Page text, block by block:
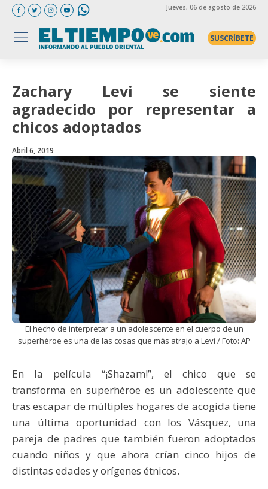
Jueves, 06 de agosto de 2026
SUSCRÍBETE
Zachary Levi se siente
agradecido por representar a
chicos adoptados
Abril 6, 2019
El hecho de interpretar a un adolescente en el cuerpo de un
superhéroe es una de las cosas que más atrajo a Levi / Foto: AP
En la película “¡Shazam!”, el chico que se
transforma en superhéroe es un adolescente que
tras escapar de múltiples hogares de acogida tiene
una última oportunidad con los Vásquez, una
pareja de padres que también fueron adoptados
cuando niños y que ahora crían cinco hijos de
distintas edades y orígenes étnicos.